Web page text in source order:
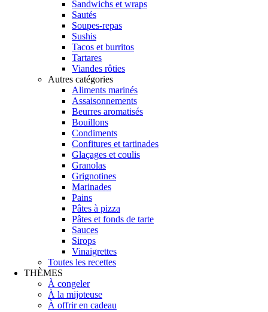
Sandwichs et wraps
Sautés
Soupes-repas
Sushis
Tacos et burritos
Tartares
Viandes rôties
Autres catégories
Aliments marinés
Assaisonnements
Beurres aromatisés
Bouillons
Condiments
Confitures et tartinades
Glaçages et coulis
Granolas
Grignotines
Marinades
Pains
Pâtes à pizza
Pâtes et fonds de tarte
Sauces
Sirops
Vinaigrettes
Toutes les recettes
THÈMES
À congeler
À la mijoteuse
À offrir en cadeau